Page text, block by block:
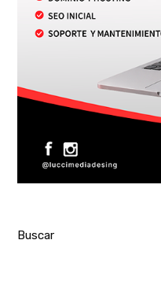
Buscar